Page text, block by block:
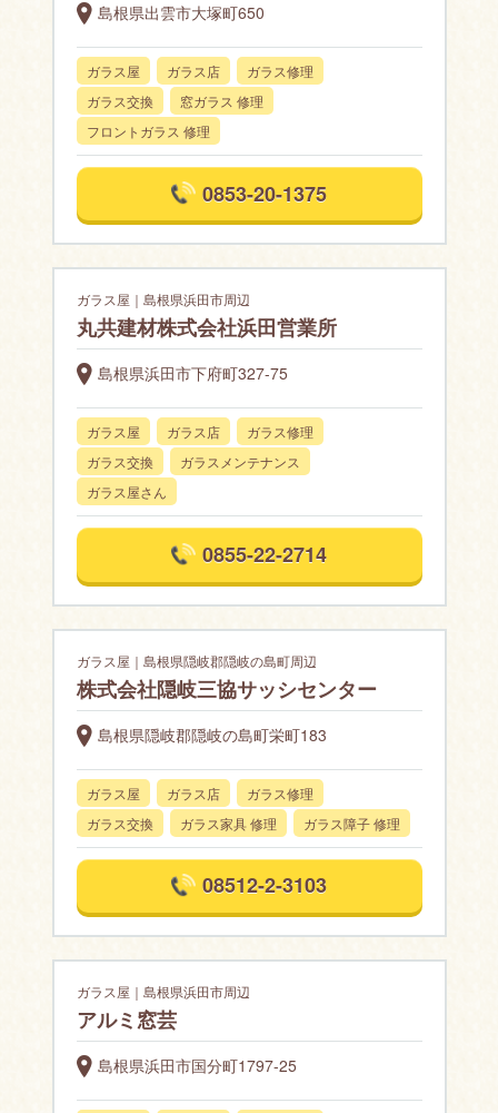
島根県出雲市大塚町650
ガラス屋 ガラス店
ガラス修理
ガラス交換
窓ガラス 修理
フロントガラス 修理
0853-20-1375
ガラス屋｜島根県浜田市周辺
丸共建材株式会社浜田営業所
島根県浜田市下府町327-75
ガラス屋 ガラス店
ガラス修理
ガラス交換
ガラスメンテナンス
ガラス屋さん
0855-22-2714
ガラス屋｜島根県隠岐郡隠岐の島町周辺
株式会社隠岐三協サッシセンター
島根県隠岐郡隠岐の島町栄町183
ガラス屋 ガラス店
ガラス修理
ガラス交換
ガラス家具 修理 ガラス障子 修理
08512-2-3103
ガラス屋｜島根県浜田市周辺
アルミ窓芸
島根県浜田市国分町1797-25